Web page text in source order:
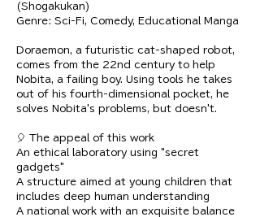
(Shogakukan)
Genre: Sci-Fi, Comedy, Educational Manga
Doraemon, a futuristic cat-shaped robot,
comes from the 22nd century to help
Nobita, a failing boy. Using tools he takes
out of his fourth-dimensional pocket, he
solves Nobita's problems, but doesn't.
🎈 The appeal of this work
An ethical laboratory using "secret
gadgets"
A structure aimed at young children that
includes deep human understanding
A national work with an exquisite balance